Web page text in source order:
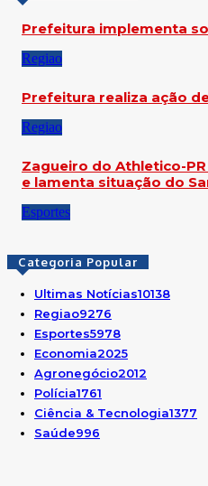
Prefeitura implementa
Regiao
Prefeitura realiza ação
Regiao
Zagueiro do Athletico-
e lamenta situação do
Esportes
Categoria Popular
Ultimas Notícias10138
Regiao9276
Esportes5978
Economia2025
Agronegócio2012
Polícia1761
Ciência & Tecnologia1377
Saúde996